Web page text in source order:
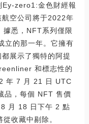
Ey-zero1:金色財經報
空公司將于2022年
悉，NFT系列僅限
立的那一年。它擁有
展示了獨特的阿提
和標志性的
年 7 月 21 日 UTC
品，每個 NFT 售價
月 18 日下午 2 點
收藏中剔除。